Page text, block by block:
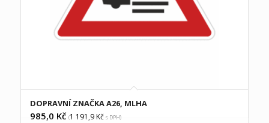
DOPRAVNÍ ZNAČKA A26, MLHA
985,0 Kč (1 191,9Kčs DPH)